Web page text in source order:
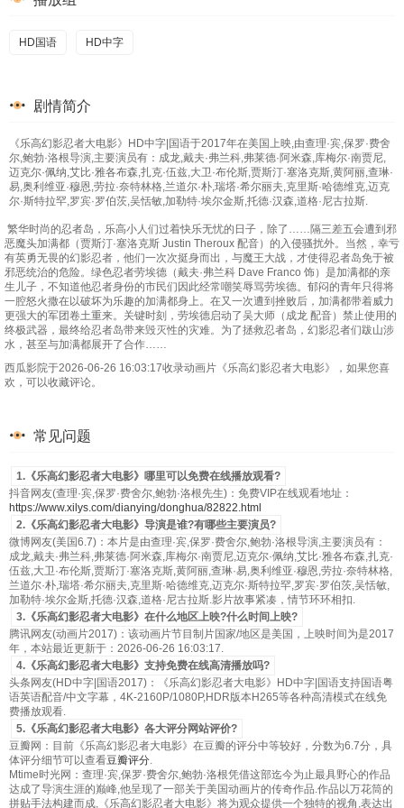
HD国语 HD中字
剧情简介
《乐高幻影忍者大电影》HD中字|国语于2017年在美国上映,由查理·宾,保罗·费舍
尔,鲍勃·洛根导演,主要演员有：成龙,戴夫·弗兰科,弗莱德·阿米森,库梅尔·南贾尼,
迈克尔·佩纳,艾比·雅各布森,扎克·伍兹,大卫·布伦斯,贾斯汀·塞洛克斯,黄阿丽,查琳·
易,奥利维亚·穆恩,劳拉·奈特林格,兰道尔·朴,瑞塔·希尔丽夫,克里斯·哈德维克,迈克
尔·斯特拉罕,罗宾·罗伯茨,吴恬敏,加勒特·埃尔金斯,托德·汉森,道格·尼古拉斯.
繁华时尚的忍者岛，乐高小人们过着快乐无忧的日子，除了……隔三差五会遭到邪
恶魔头加满都（贾斯汀·塞洛克斯 Justin Theroux 配音）的入侵骚扰外。当然，幸亏
有英勇无畏的幻影忍者，他们一次次挺身而出，与魔王大战，才使得忍者岛免于被
邪恶统治的危险。绿色忍者劳埃德（戴夫·弗兰科 Dave Franco 饰）是加满都的亲
生儿子，不知道他忍者身份的市民们因此经常嘲笑辱骂劳埃德。郁闷的青年只得将
一腔怒火撒在以破坏为乐趣的加满都身上。在又一次遭到挫败后，加满都带着威力
更强大的军团卷土重来。关键时刻，劳埃德启动了吴大师（成龙 配音）禁止使用的
终极武器，最终给忍者岛带来毁灭性的灾难。为了拯救忍者岛，幻影忍者们跋山涉
水，甚至与加满都展开了合作……
西瓜影院于2026-06-26 16:03:17收录动画片《乐高幻影忍者大电影》，如果您喜
欢，可以收藏评论。
常见问题
1.《乐高幻影忍者大电影》哪里可以免费在线播放观看?
抖音网友(查理·宾,保罗·费舍尔,鲍勃·洛根先生)：免费VIP在线观看地址：
https://www.xilys.com/dianying/donghua/82822.html
2.《乐高幻影忍者大电影》导演是谁?有哪些主要演员?
微博网友(美国6.7)：本片是由查理·宾,保罗·费舍尔,鲍勃·洛根导演,主要演员有：
成龙,戴夫·弗兰科,弗莱德·阿米森,库梅尔·南贾尼,迈克尔·佩纳,艾比·雅各布森,扎克·
伍兹,大卫·布伦斯,贾斯汀·塞洛克斯,黄阿丽,查琳·易,奥利维亚·穆恩,劳拉·奈特林格,
兰道尔·朴,瑞塔·希尔丽夫,克里斯·哈德维克,迈克尔·斯特拉罕,罗宾·罗伯茨,吴恬敏,
加勒特·埃尔金斯,托德·汉森,道格·尼古拉斯.影片故事紧凑，情节环环相扣.
3.《乐高幻影忍者大电影》在什么地区上映?什么时间上映?
腾讯网友(动画片2017)：该动画片节目制片国家/地区是美国，上映时间为是2017
年，本站最近更新于：2026-06-26 16:03:17.
4.《乐高幻影忍者大电影》支持免费在线高清播放吗?
头条网友(HD中字|国语2017)：《乐高幻影忍者大电影》HD中字|国语支持国语粤
语英语配音/中文字幕，4K-2160P/1080P,HDR版本H265等各种高清模式在线免
费播放观看.
5.《乐高幻影忍者大电影》各大评分网站评价?
豆瓣网：目前《乐高幻影忍者大电影》在豆瓣的评分中等较好，分数为6.7分，具
体评分细节可以查看豆瓣评分.
Mtime时光网：查理·宾,保罗·费舍尔,鲍勃·洛根凭借这部迄今为止最具野心的作品
达成了导演生涯的巅峰,他呈现了一部关于美国动画片的传奇作品.作品以万花筒的
拼贴手法构建而成,《乐高幻影忍者大电影》将为观众提供一个独特的视角,表达出